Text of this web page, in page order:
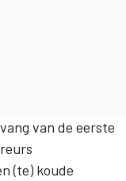
van de eerste
(te) koude